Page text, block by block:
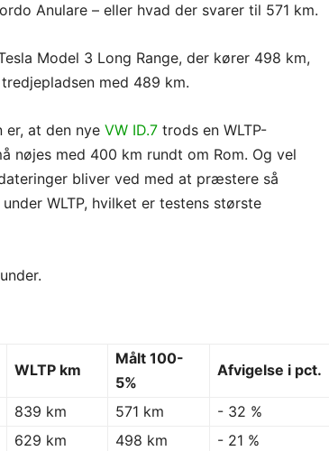
Anulare – eller hvad der svarer til 571 km.
Model 3 Long Range, der kører 498 km,
med 489 km.
er, at den nye VW ID.7 trods en WLTP-
nøjes med 400 km rundt om Rom. Og vel
bliver ved med at præstere så
WLTP, hvilket er testens største
WLTP km
Målt 100-
5%
Afvigelse i pct.
839 km 571 km
- 32 %
629 km 498 km
- 21 %